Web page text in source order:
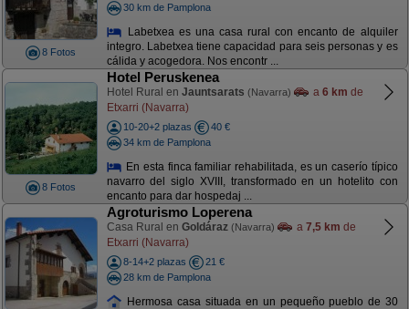
8 Fotos
30 km de Pamplona
Labetxea es una casa rural con encanto de alquiler
integro. Labetxea tiene capacidad para seis personas y es
cálida y acogedora. Nos encontr ...
8 Fotos
Hotel Peruskenea
Hotel Rural en Jauntsarats (Navarra) a 6 km de
Etxarri (Navarra)
10-20+2 plazas
40 €
34 km de Pamplona
En esta finca familiar rehabilitada, es un caserío típico
navarro del siglo XVIII, transformado en un hotelito con
encanto para dar hospedaj ...
Agroturismo Loperena
Casa Rural en Goldáraz (Navarra) a 7,5 km de
Etxarri (Navarra)
8-14+2 plazas
21 €
28 km de Pamplona
Hermosa casa situada en un pequeño pueblo de 30